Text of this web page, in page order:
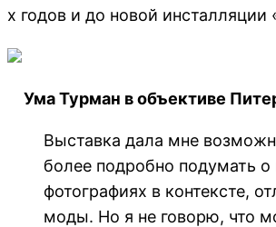
х годов и до новой инсталляции
Ума Турман в объективе
Выставка дала мне
более подробно подумать
фотографиях в контексте,
моды. Но я не говорю, что